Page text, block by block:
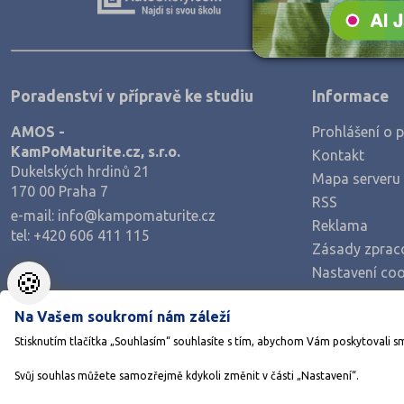
Zemědělské a ekologické
Poradenství v přípravě ke studiu
AMOS -
KamPoMaturite.cz, s.r.o.
Dukelských hrdinů 21
170 00 Praha 7
e-mail: info@kampomaturite.cz
tel: +420 606 411 115
Informace
Prohlášení o
Kontakt
Mapa serveru
RSS
Reklama
Zásady
Nastavení
🍪
Na Vašem soukromí nám záleží
Stisknutím tlačítka „Souhlasím“ souhlasíte s tím, abychom Vám poskytovali
Svůj souhlas můžete samozřejmě kdykoli změnit v části „Nastavení“.